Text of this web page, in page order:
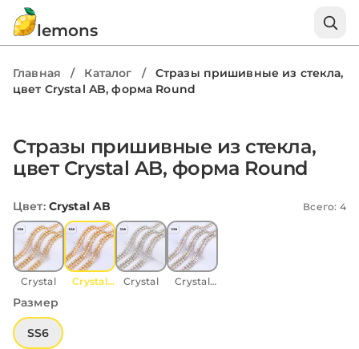
lemons
Главная / Каталог /
Стразы пришивные из стекла,
цвет Crystal AB, форма Round
Стразы пришивные из стекла,
цвет Crystal AB, форма Round
Цвет: Crystal AB Всего: 4
Crystal
Crystal
Crystal
Crystal
Размер
SS6